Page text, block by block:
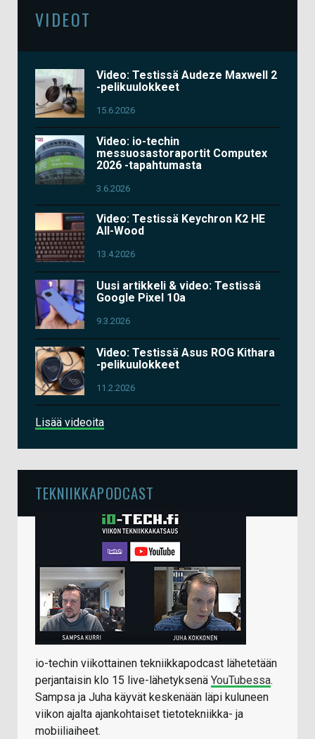
VIDEOT
Video: Testissä Audeze Maxwell 2
-pelikuulokkeet
15.6.2026
Video: io-techin
messuosastoraportit Computex
2026 -tapahtumasta
3.6.2026
Video: Testissä Keychron K2 HE
All-Wood
13.4.2026
Uusi artikkeli & video: Testissä
Google Pixel 10a
9.3.2026
Video: Testissä Asus ROG Kithara
-pelikuulokkeet
11.2.2026
Lisää videoita
TEKNIIKKAPODCAST
io-techin viikottainen tekniikkapodcast lähetetään
perjantaisin klo 15 live-lähetyksenä YouTubessa.
Sampsa ja Juha käyvät keskenään läpi kuluneen
viikon ajalta ajankohtaiset tietotekniikka- ja
mobiiliaiheet.